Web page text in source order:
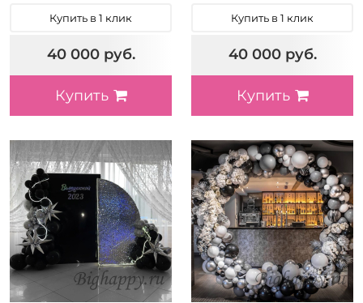
Купить в 1 клик
40 000 руб.
Купить
Купить в 1 клик
40 000 руб.
Купить